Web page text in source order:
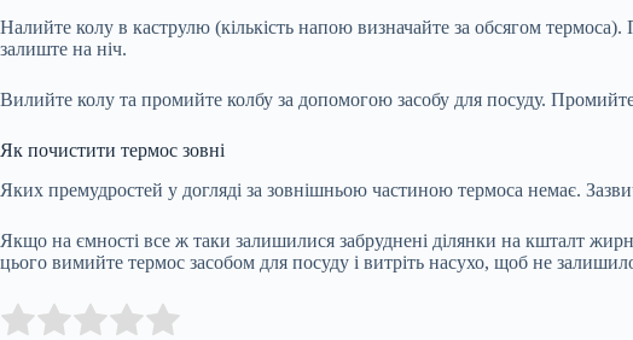
Налийте колу в каструлю (кількість напою визначайте за обсягом
залиште на ніч.
Вилийте колу та промийте колбу за допомогою засобу для посуду.
Як почистити термос зовні
Яких премудростей у догляді за зовнішньою частиною термоса немає.
Якщо на ємності все ж таки залишилися забруднені ділянки на кшталт
цього вимийте термос засобом для посуду і витріть насухо, щоб не
Rate this item: